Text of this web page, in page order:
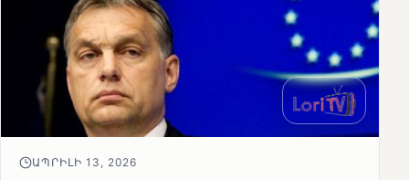
ԱՊՐԻԼԻ 13, 2026